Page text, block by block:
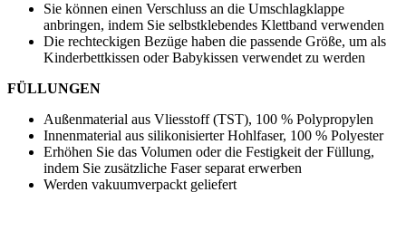
Sie können einen Verschluss an die Umschlagklappe
anbringen, indem Sie selbstklebendes Klettband verwenden
Die rechteckigen Bezüge haben die passende Größe, um als
Kinderbettkissen oder Babykissen verwendet zu werden
FÜLLUNGEN
Außenmaterial aus Vliesstoff (TST), 100 % Polypropylen
Innenmaterial aus silikonisierter Hohlfaser, 100 % Polyester
Erhöhen Sie das Volumen oder die Festigkeit der Füllung,
indem Sie zusätzliche Faser separat erwerben
Werden vakuumverpackt geliefert